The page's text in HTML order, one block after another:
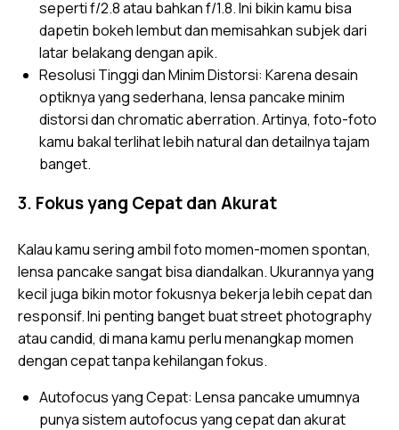
seperti f/2.8 atau bahkan f/1.8. Ini bikin kamu bisa
dapetin bokeh lembut dan memisahkan subjek dari
latar belakang dengan apik.
Resolusi Tinggi dan Minim Distorsi: Karena desain
optiknya yang sederhana, lensa pancake minim
distorsi dan chromatic aberration. Artinya, foto-foto
kamu bakal terlihat lebih natural dan detailnya tajam
banget.
3. Fokus yang Cepat dan Akurat
Kalau kamu sering ambil foto momen-momen spontan,
lensa pancake sangat bisa diandalkan. Ukurannya yang
kecil juga bikin motor fokusnya bekerja lebih cepat dan
responsif. Ini penting banget buat street photography
atau candid, di mana kamu perlu menangkap momen
dengan cepat tanpa kehilangan fokus.
Autofocus yang Cepat: Lensa pancake umumnya
punya sistem autofocus yang cepat dan akurat